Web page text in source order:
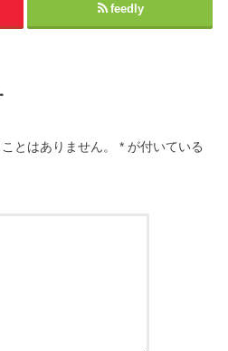
feedly
とはありません。 * が付いている